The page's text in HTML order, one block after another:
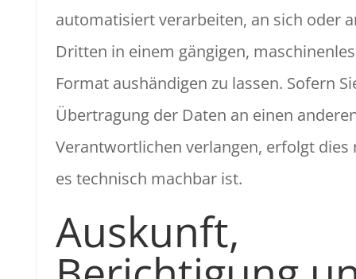
automatisiert verarbeiten, an sich oder
Dritten in einem gängigen,
Format aushändigen zu lassen. Sofern
Übertragung der Daten an einen
Verantwortlichen verlangen, erfolgt dies
es technisch machbar ist.
Auskunft,